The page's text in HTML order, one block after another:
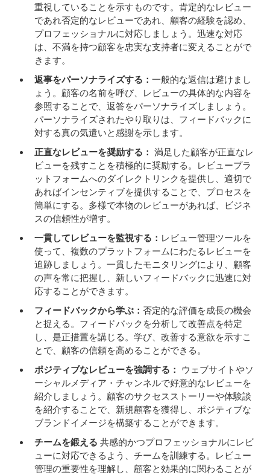
重視していることを示すものです。肯定的なレビュー
であれ否定的なレビューであれ、顧客の経験を認め、
プロフェッショナルに対応しましょう。迅速な対応
は、不満を持つ顧客を忠実な支持者に変えることがで
きます。
返事をパーソナライズする：一般的な返信は避けまし
ょう。顧客の名前を呼び、レビューの具体的な内容を
参照することで、返答をパーソナライズしましょう。
パーソナライズされたやり取りは、フィードバックに
対する真の気遣いと感謝を示します。
正直なレビューを奨励する：満足した顧客が正直なレ
ビューを残すことを積極的に奨励する。レビュープラ
ットフォームへのダイレクトリンクを提供し、適切で
あればインセンティブを提供することで、プロセスを
簡単にする。多様で本物のレビューがあれば、ビジネ
スの信頼性が増す。
一貫してレビューを監視する： レビュー管理ツールを
使って、複数のプラットフォームにわたるレビューを
追跡しましょう。一貫したモニタリングにより、顧客
の声を常に把握し、新しいフィードバックに迅速に対
応することができます。
フィードバックから学ぶ：否定的な評価を成長の機会
と捉える。フィードバックを分析して改善点を特定
し、是正措置を講じる。学び、改善する意欲を示すこ
とで、顧客の信頼を高めることができる。
ポジティブなレビューを強調する： ウェブサイトやソ
ーシャルメディア・チャンネルで好意的なレビューを
紹介しましょう。顧客のサクセスストーリーや体験談
を紹介することで、新規顧客を獲得し、ポジティブな
ブランドイメージを構築することができます。
チームを鍛える共感的かつプロフェッショナルにレビ
ューに対応できるよう、チームを訓練する。レビュー
管理の重要性を理解し、顧客と効果的に関わることが